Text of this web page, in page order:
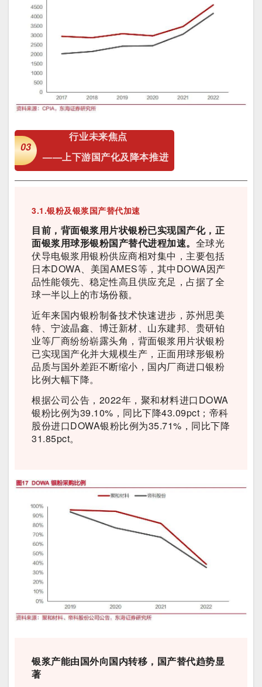
03
行业未来焦点
——上下游国产化及降本推进
3.1.银粉及银浆国产替代加速
目前，背面银浆用片状银粉已实现国产化，正
面银浆用球形银粉国产替代进程加速。 全球光
伏导电银浆用银粉供应商相对集中，主要包括
日本DOWA、美国AMES等，其中DOWA因产
品性能领先、稳定性高且供应充足，占据了全
球一半以上的市场份额。
近年来国内银粉制备技术快速进步，苏州思美
特、宁波晶鑫、博迁新材、山东建邦、贵研铂
业等厂商纷纷崭露头角，背面银浆用片状银粉
已实现国产化并大规模生产，正面用球形银粉
品质与国外差距不断缩小，国内厂商进口银粉
比例大幅下降。
根据公司公告，2022年，聚和材料进口DOWA
银粉比例为39.10%，同比下降43.09pct；帝科
股份进口DOWA银粉比例为35.71%，同比下降
31.85pct。
银浆产能由国外向国内转移，国产替代趋势显
著